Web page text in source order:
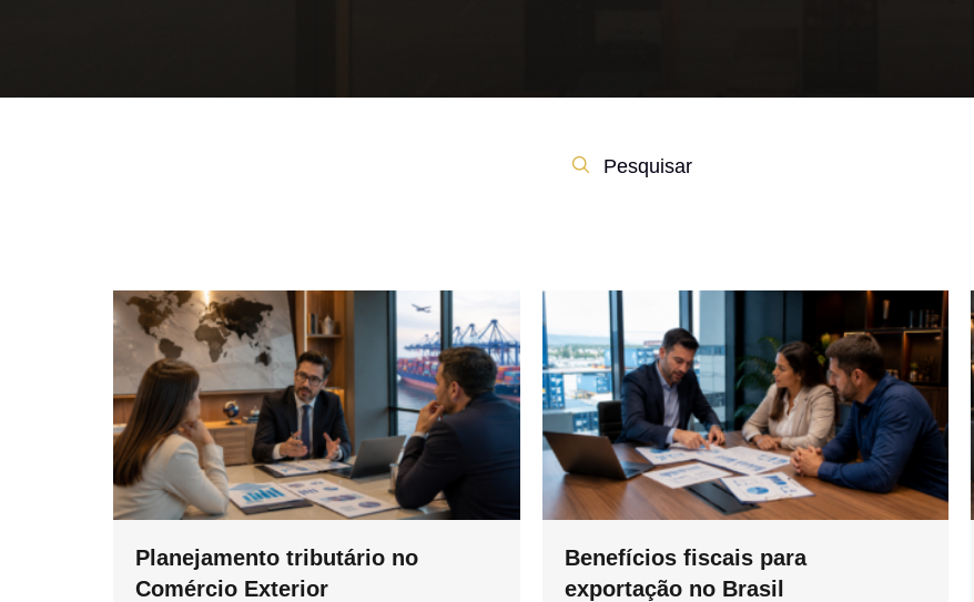
Pesquisar
Planejamento tributário no
Comércio Exterior
Benefícios fiscais para
exportação no Brasil